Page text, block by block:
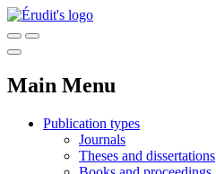
Main Menu
Publication types
Journals
Theses and dissertations